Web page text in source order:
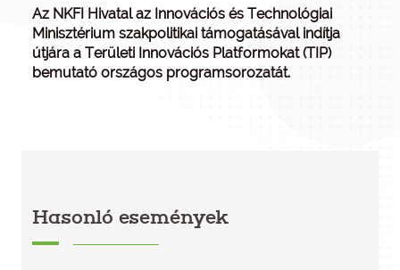
Az NKFI Hivatal az Innovációs és Technológiai
Minisztérium szakpolitikai támogatásával indítja
útjára a Területi Innovációs Platformokat (TIP)
bemutató országos programsorozatát.
Hasonló események